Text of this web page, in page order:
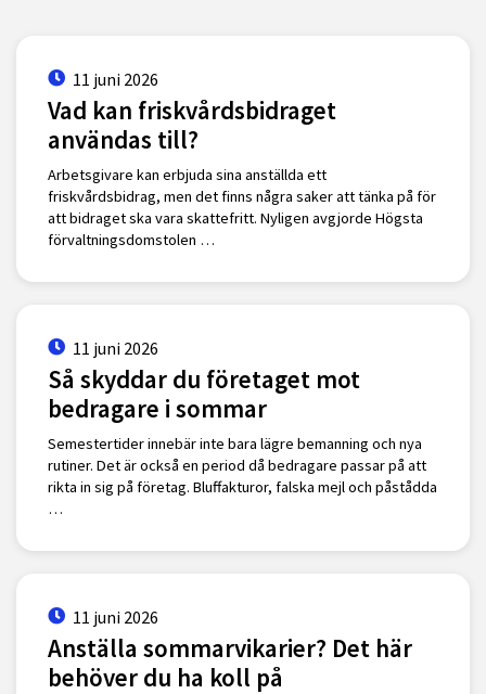
11 juni 2026
Vad kan friskvårdsbidraget
användas till?
Arbetsgivare kan erbjuda sina anställda ett
friskvårdsbidrag, men det finns några saker att tänka på för
att bidraget ska vara skattefritt. Nyligen avgjorde Högsta
förvaltningsdomstolen …
11 juni 2026
Så skyddar du företaget mot
bedragare i sommar
Semestertider innebär inte bara lägre bemanning och nya
rutiner. Det är också en period då bedragare passar på att
rikta in sig på företag. Bluffakturor, falska mejl och påstådda
…
11 juni 2026
Anställa sommarvikarier? Det här
behöver du ha koll på